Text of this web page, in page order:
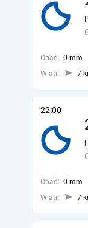
Opad: 0 mm
Wiatr:
7
22:00
Opad: 0 mm
Wiatr:
7